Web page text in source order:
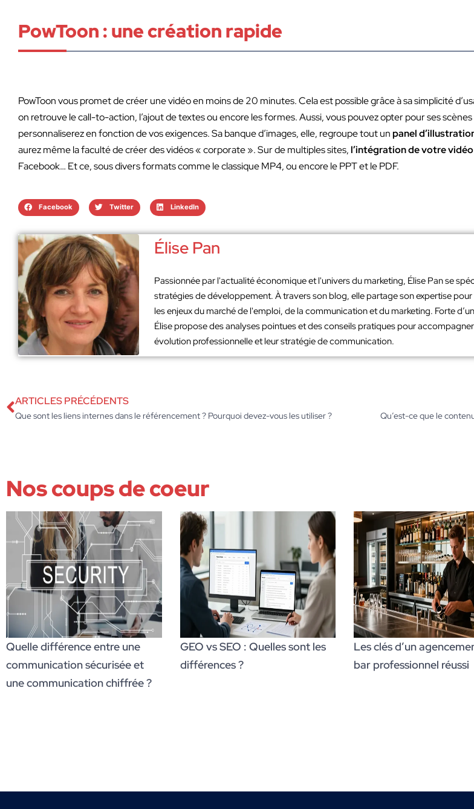
PowToon : une création rapide
PowToon vous promet de créer une vidéo en moins de 20 minutes. Cela est possible grâce à sa simplicité
on retrouve le call-to-action, l’ajout de textes ou encore les formes. Aussi, vous pouvez opter pour ses
personnaliserez en fonction de vos exigences. Sa banque d’images, elle, regroupe tout unpanel
aurez même la faculté de créer des vidéos « corporate ». Sur de multiples sites,l’intégration de votre vidéo
Facebook… Et ce, sous divers formats comme le classique MP4, ou encore le PPT et le PDF.
Facebook Twitter LinkedIn
Élise Pan
Passionnée par l'actualité économique et l'univers du marketing, Élise Pan se
stratégies de développement. À travers son blog, elle partage son expertise
les enjeux du marché de l'emploi, de la communication et du marketing. Forte
Élise propose des analyses pointues et des conseils pratiques pour
évolution professionnelle et leur stratégie de communication.
ARTICLES PRÉCÉDENTS
Que sont les liens internes dans le référencement ? Pourquoi devez-vous les utiliser ? Qu’est-ce que le
Nos coups de coeur
Quelle différence entre une
communication sécurisée et
une communication chiffrée ?
GEO vs SEO : Quelles sont les
différences ?
Les clés d’un
bar professionnel réussi